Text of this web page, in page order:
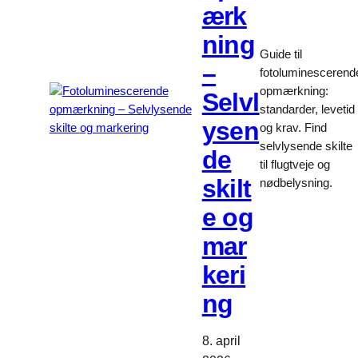
ærk
ning
–
Selvl
ysen
de
skilt
e og
mar
keri
ng
8. april
Guide til
opmærkning:
standarder, levetid
og krav. Find
selvlysende skilte
til flugtveje og
nødbelysning.